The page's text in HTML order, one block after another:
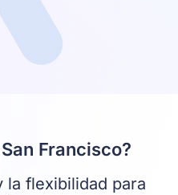
Francisco?
la flexibilidad para